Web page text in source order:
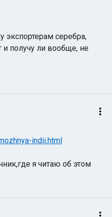
экспортерам серебра,
и получу ли вообще, не
indii.html
я читаю об этом